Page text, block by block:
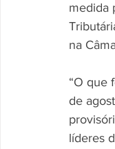
medida
na
“O que
de
líderes